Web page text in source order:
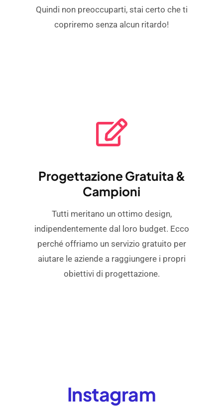
Quindi non preoccuparti, stai certo che ti
copriremo senza alcun ritardo!
Progettazione Gratuita &
Campioni
Tutti meritano un ottimo design,
indipendentemente dal loro budget. Ecco
perché offriamo un servizio gratuito per
aiutare le aziende a raggiungere i propri
obiettivi di progettazione.
Instagram